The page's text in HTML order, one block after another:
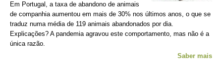
Em Portugal, a taxa de abandono de animais
de companhia aumentou em mais de 30% nos últimos anos, o que se
traduz numa média de 119 animais abandonados por dia.
Explicações? A pandemia agravou este comportamento, mas não é a
única razão.
Saber mais